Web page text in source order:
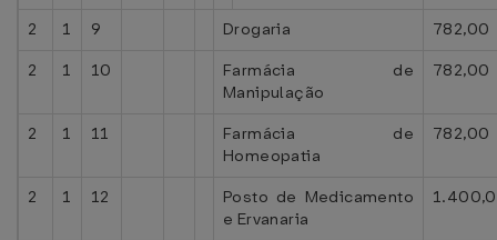
2 1 9 Drogaria
782,00
2
1 10
Farmácia de
Manipulação
782,00
2 1 11
Farmácia de
Homeopatia
782,00
2 1 12
Posto de Medicamento
e Ervanaria